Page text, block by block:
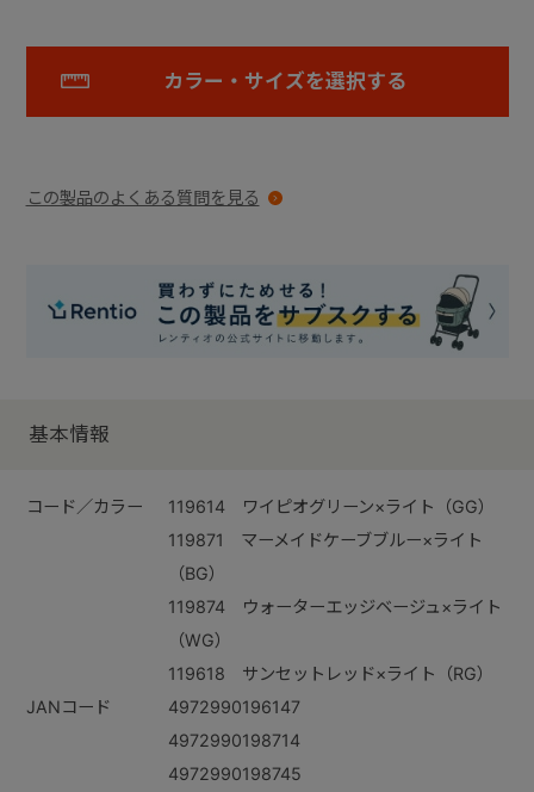
カラー・サイズを選択する
この製品のよくある質問を見る
基本情報
コード／カラー
119614 ワイピオグリーン×ライト（GG）
119871 マーメイドケーブブルー×ライト
（BG）
119874 ウォーターエッジベージュ×ライト
（WG）
119618 サンセットレッド×ライト（RG）
JANコード
4972990196147
4972990198714
4972990198745